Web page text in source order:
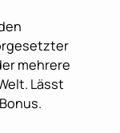
mehrere
Lässt